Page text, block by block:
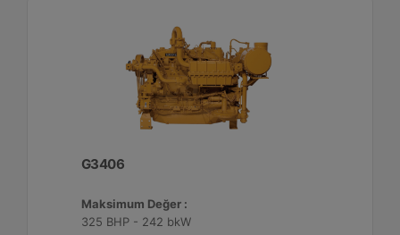
G3406
Maksimum Değer :
325 BHP - 242 bkW